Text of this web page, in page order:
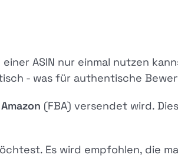
ASIN nur einmal nutzen
- was für authentische
(FBA) versendet wird.
Es wird empfohlen, die